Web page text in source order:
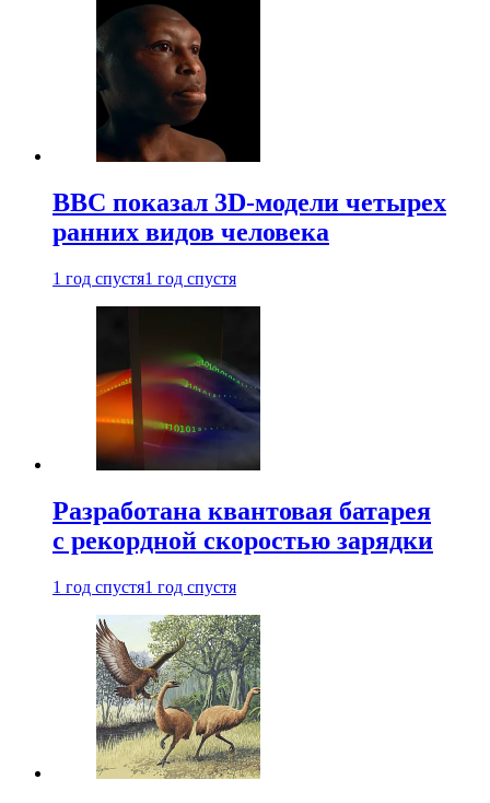
BBC показал 3D-модели четырех
ранних видов человека
1 год спустя1 год спустя
Разработана квантовая батарея
с рекордной скоростью зарядки
1 год спустя1 год спустя